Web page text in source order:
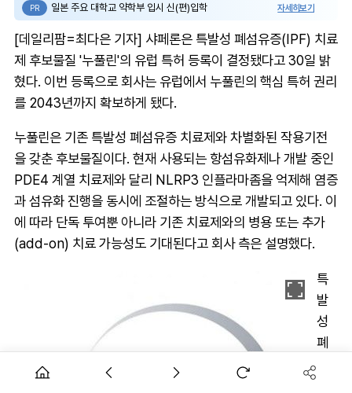
PR 일본 주요 대학교 약학부 입시 신(편)입학 자세히보기
[데일리팜=최다은 기자] 샤페론은 특발성 폐섬유증(IPF) 치료
제 후보물질 '누풀린'의 유럽 특허 등록이 결정됐다고 30일 밝
혔다. 이번 등록으로 회사는 유럽에서 누풀린의 핵심 특허 권리
를 2043년까지 확보하게 됐다.
누풀린은 기존 특발성 폐섬유증 치료제와 차별화된 작용기전
을 갖춘 후보물질이다. 현재 사용되는 항섬유화제나 개발 중인
PDE4 계열 치료제와 달리 NLRP3 인플라마좀을 억제해 염증
과 섬유화 진행을 동시에 조절하는 방식으로 개발되고 있다. 이
에 따라 단독 투여뿐 아니라 기존 치료제와의 병용 또는 추가
(add-on) 치료 가능성도 기대된다고 회사 측은 설명했다.
특
발
성
폐